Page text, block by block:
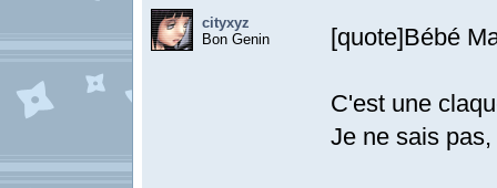
cityxyz
Bon Genin
[quote]Bébé
C'est une
Je ne sais